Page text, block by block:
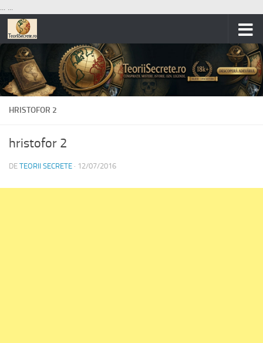
... ...
Skip to content
HRISTOFOR 2
hristofor 2
DE TEORII SECRETE · 12/07/2016